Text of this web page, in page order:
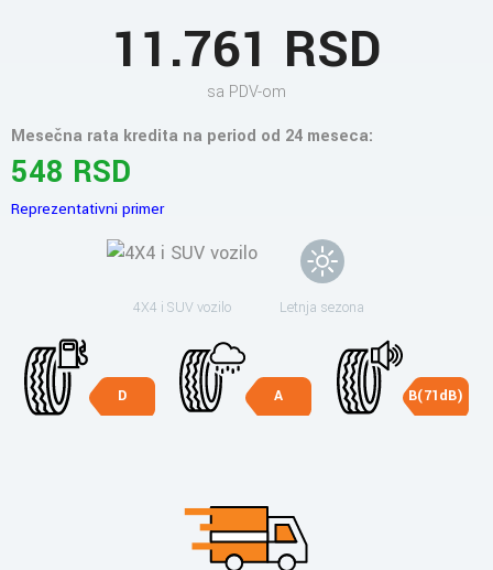
11.761 RSD
sa PDV-om
Mesečna rata kredita na period od 24 meseca:
548 RSD
Reprezentativni primer
4X4 i SUV vozilo Letnja sezona
D A B(71dB)